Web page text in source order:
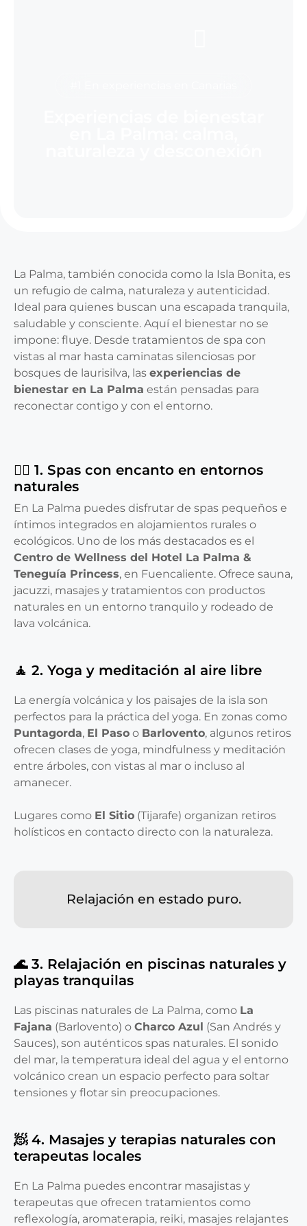
La Palma, también conocida como la Isla Bonita, es
un refugio de calma, naturaleza y autenticidad.
Ideal para quienes buscan una escapada tranquila,
saludable y consciente. Aquí el bienestar no se
impone: fluye. Desde tratamientos de spa con
vistas al mar hasta caminatas silenciosas por
bosques de laurisilva, las experiencias de
bienestar en La Palma están pensadas para
reconectar contigo y con el entorno.
💆‍♀️ 1. Spas con encanto en entornos
naturales
En La Palma puedes disfrutar de spas pequeños e
íntimos integrados en alojamientos rurales o
ecológicos. Uno de los más destacados es el
Centro de Wellness del Hotel La Palma &
Teneguía Princess, en Fuencaliente. Ofrece sauna,
jacuzzi, masajes y tratamientos con productos
naturales en un entorno tranquilo y rodeado de
lava volcánica.
🧘 2. Yoga y meditación al aire libre
La energía volcánica y los paisajes de la isla son
perfectos para la práctica del yoga. En zonas como
Puntagorda, El Paso o Barlovento, algunos retiros
ofrecen clases de yoga, mindfulness y meditación
entre árboles, con vistas al mar o incluso al
amanecer.
Lugares como El Sitio (Tijarafe) organizan retiros
holísticos en contacto directo con la naturaleza.
Relajación en estado puro.
🌊 3. Relajación en piscinas naturales y
playas tranquilas
Las piscinas naturales de La Palma, como La
Fajana (Barlovento) o Charco Azul (San Andrés y
Sauces), son auténticos spas naturales. El sonido
del mar, la temperatura ideal del agua y el entorno
volcánico crean un espacio perfecto para soltar
tensiones y flotar sin preocupaciones.
🧖 4. Masajes y terapias naturales con
terapeutas locales
En La Palma puedes encontrar masajistas y
terapeutas que ofrecen tratamientos como
reflexología, aromaterapia, reiki, masajes relajantes